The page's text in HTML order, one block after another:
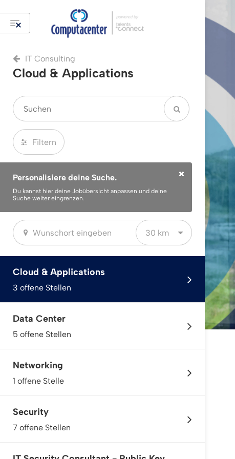
IT Consulting
Cloud & Applications
Filtern
Personalisiere deine Suche.
Du kannst hier deine Jobübersicht anpassen und deine
Suche weiter eingrenzen.
30 km
Cloud & Applications
3 offene Stellen
Data Center
5 offene Stellen
Networking
1 offene Stelle
Security
7 offene Stellen